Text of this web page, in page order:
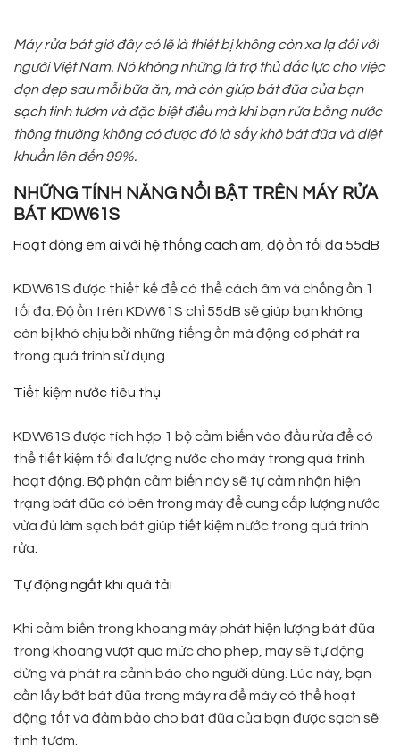
Máy rửa bát giờ đây có lẽ là thiết bị không còn xa lạ đối với
người Việt Nam. Nó không những là trợ thủ đắc lực cho việc
dọn dẹp sau mỗi bữa ăn, mà còn giúp bát đũa của bạn
sạch tinh tươm và đặc biệt điều mà khi bạn rửa bằng nước
thông thường không có được đó là sấy khô bát đũa và diệt
khuẩn lên đến 99%.
NHỮNG TÍNH NĂNG NỔI BẬT TRÊN MÁY RỬA
BÁT KDW61S
Hoạt động êm ái với hệ thống cách âm, độ ồn tối đa 55dB
KDW61S được thiết kế để có thể cách âm và chống ồn 1
tối đa. Độ ồn trên KDW61S chỉ 55dB sẽ giúp bạn không
còn bị khó chịu bởi những tiếng ồn mà động cơ phát ra
trong quá trình sử dụng.
Tiết kiệm nước tiêu thụ
KDW61S được tích hợp 1 bộ cảm biến vào đầu rửa để có
thể tiết kiệm tối đa lượng nước cho máy trong quá trình
hoạt động. Bộ phận cảm biến này sẽ tự cảm nhận hiện
trạng bát đũa có bên trong máy để cung cấp lượng nước
vừa đủ làm sạch bát giúp tiết kiệm nước trong quá trình
rửa.
Tự động ngắt khi quá tải
Khi cảm biến trong khoang máy phát hiện lượng bát đũa
trong khoang vượt quá mức cho phép, máy sẽ tự động
dừng và phát ra cảnh báo cho người dùng. Lúc này, bạn
cần lấy bớt bát đũa trong máy ra để máy có thể hoạt
động tốt và đảm bảo cho bát đũa của bạn được sạch sẽ
tinh tươm.